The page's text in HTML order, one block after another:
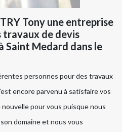
Tony une entreprise
de devis
Saint Medard dans le
personnes pour des travaux
encore parvenu à satisfaire vos
pour vous puisque nous
domaine et nous vous